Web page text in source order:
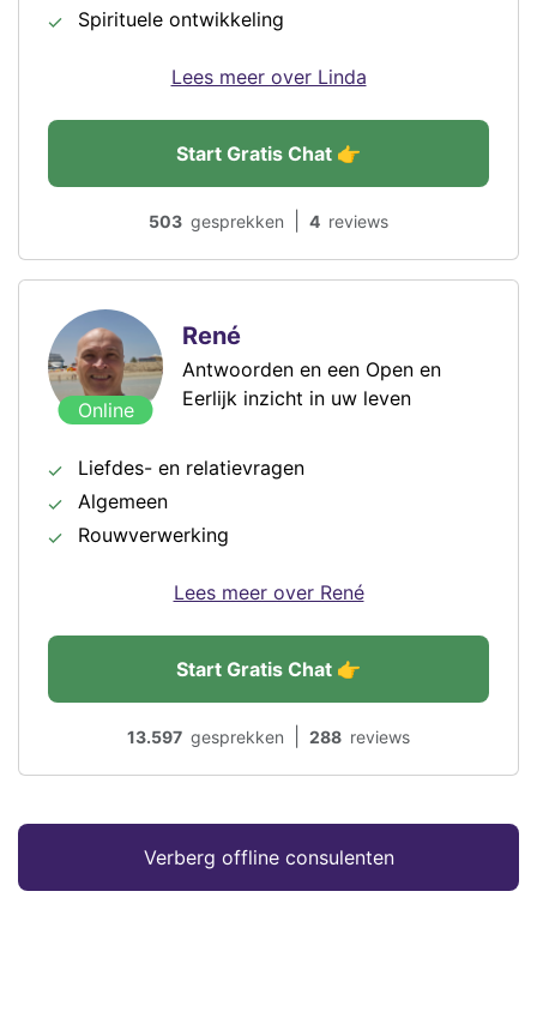
Spirituele ontwikkeling
4 reviews
503 gesprekken
Start Gratis Chat 👉
Lees meer over Linda
Online
René
Antwoorden en een Open en
Eerlijk inzicht in uw leven
Liefdes- en relatievragen
Algemeen
Rouwverwerking
288 reviews
13.597 gesprekken
Start Gratis Chat 👉
Lees meer over René
Verberg offline consulenten